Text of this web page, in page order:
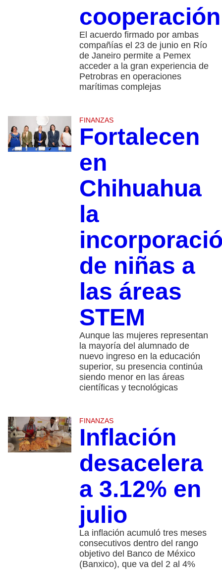
cooperación
El acuerdo firmado por ambas
compañías el 23 de junio en Río
de Janeiro permite a Pemex
acceder a la gran experiencia de
Petrobras en operaciones
marítimas complejas
FINANZAS
Fortalecen
en
Chihuahua
la
de niñas a
las áreas
STEM
Aunque las mujeres representan
la mayoría del alumnado de
nuevo ingreso en la educación
superior, su presencia continúa
siendo menor en las áreas
científicas y tecnológicas
FINANZAS
Inflación
desacelera
a 3.12% en
julio
La inflación acumuló tres meses
consecutivos dentro del rango
objetivo del Banco de México
(Banxico), que va del 2 al 4%